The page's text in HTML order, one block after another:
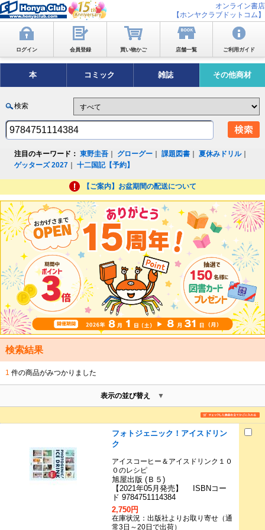
オンライン書店
【ホンヤクラブドットコム】
ログイン 会員登録 買い物かご 店舗一覧 ご利用ガイド
本 コミック 雑誌 その他商材
検索
注目のキーワード： 東野圭吾 グローグー ｜課題図書 ｜夏休みドリル｜
ゲッターズ 2027 ｜十二国記【予約】
【ご案内】お盆期間の配送について
検索結果
1 件の商品がみつかりました
表示の並び替え
フォトジェニック！アイスドリン
ク
アイスコーヒー＆アイスドリンク１０
０のレシピ
旭屋出版 (Ｂ５)
【2021年05月発売】 ISBNコー
ド 9784751114384
2,750円
在庫状況：出版社よりお取り寄せ（通
常3日～20日で出荷）